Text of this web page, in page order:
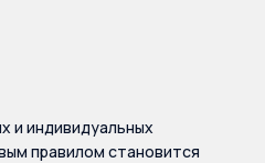
и индивидуальных
правилом становится